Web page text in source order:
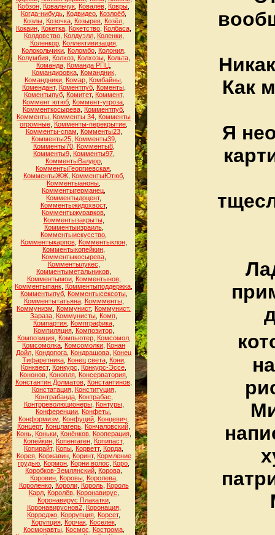
Кобзон Ковальчук Ковалёв Ковры
Когда-нибудь Кодвидео Козлоёб
Козлы Козочка Козырев Козёл
Кокаин Кокетка Кокетство Колбаса
Колдовство, Колдуэлл, Коленки,
Коленкор, Коллективизация,
Колокольчики Коломбо Колония
Колумбия, Колхоз, Колхозы, Кольта,
Команда, Команда РПЦ
Командировка, Командник,
Командники Комар Комбайны
Комендант, Коментпуб, Коменты,
Коментыпуб, Комитет, Коммент,
Коммент ютюб Коммент-угроза
Комменткосырева Комментпуб
Комменты Комменты 34 Комменты
огромные Комменты-перекрытие
Комменты-спам
Комменты23,
Комменты25, Комменты39,
Комменты70, Комменты8,
Комменты9, Комменты97,
КомментыВалдор,
КомментыГеоргиевская
КомментыЖЖ, КомментыЮтюб,
Комментыаноны
Комментыгерманец
Комментыдоцент,
Комментыжидохвост,
Комментыжуравков
Комментызакрыты,
Комментыизраиль,
Комментыискусство
Комментыкарпов, Комментыклон,
Комментыкопейкин
Комментыкосырева,
Комментылукес
Комментыметальников
Комментымои, Комментынов,
Комментыпанк Комментыподдержка
Комментыпуб, Комментысексоты,
Комментытатьяна, Коммменты,
Коммунизм
Коммунист, Коммунист.
Зараза Коммунисты Комп
Компартия Компграфика
Компиляция, Композитор,
Композиция, Компьютер, Комсомол,
Комсомолка Комсомолки Конан
Дойл Кондопога Кондрашова Конец
Тифаретника, Конец света, Кони,
Конквест, Конкурс Конкурс-Эссе
Кононов Конопля Консерватория
Константин Долматов Константинов
Констатация, Конституция,
Контрабанда, Контрабас
Контрреволюционеры, Контуры,
Конференции Конфеты
Конформизм
Конфуций Концевич
Концерт, Концлагерь Кончаловский
Конь, Коньки, Конёнков, Кооперация,
Копейкин Копенгаген Копипаст,
Копирайт, Копы Корветт, Корда
Корея, Коржавин, Коринт, Кормление
грудью Кормон Корни волос Коро
Коробков-Землянский Корова
Коровин, Коровы, Королева,
Короленко, Короли, Король, Король
Карл, Королёв, Коронавирус
Коронавирус Плакатки,
Коронавируснов2, Коронация,
Корреджо Коррупция Корсет,
Корупция, Корчак, Коселёк,
Космонавты, Космос Кострома,
Как
Я